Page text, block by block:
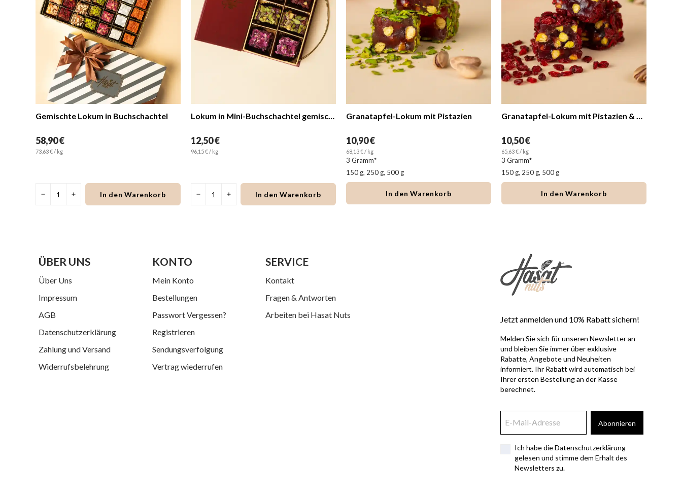
Gemischte Lokum in Buchschachtel
58,90 €
73,63 € / kg
In den Warenkorb
Lokum in Mini-Buchschachtel gemischt
12,50 €
96,15 € / kg
In den Warenkorb
Granatapfel-Lokum mit Pistazien
10,90 €
68,13 € / kg
3 Gramm*
150 g, 250 g, 500 g
In den Warenkorb
Granatapfel-Lokum mit Pistazien & Berberitze
10,50 €
65,63 € / kg
3 Gramm*
150 g, 250 g, 500 g
In den Warenkorb
ÜBER UNS
Über Uns
Impressum
AGB
Datenschutzerklärung
Zahlung und Versand
Widerrufsbelehrung
KONTO
Mein Konto
Bestellungen
Passwort Vergessen?
Registrieren
Sendungsverfolgung
Vertrag wiederrufen
SERVICE
Kontakt
Fragen & Antworten
Arbeiten bei Hasat Nuts
Jetzt anmelden und 10% Rabatt sichern!
Melden Sie sich für unseren Newsletter an
und bleiben Sie immer über exklusive
Rabatte, Angebote und Neuheiten
informiert. Ihr Rabatt wird automatisch bei
Ihrer ersten Bestellung an der Kasse
berechnet.
Abonnieren
Ich habe die Datenschutzerklärung
gelesen und stimme dem Erhalt des
Newsletters zu.